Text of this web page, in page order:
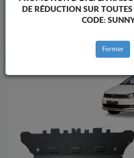
DE RÉDUCTION SUR
CODE:
Fermer